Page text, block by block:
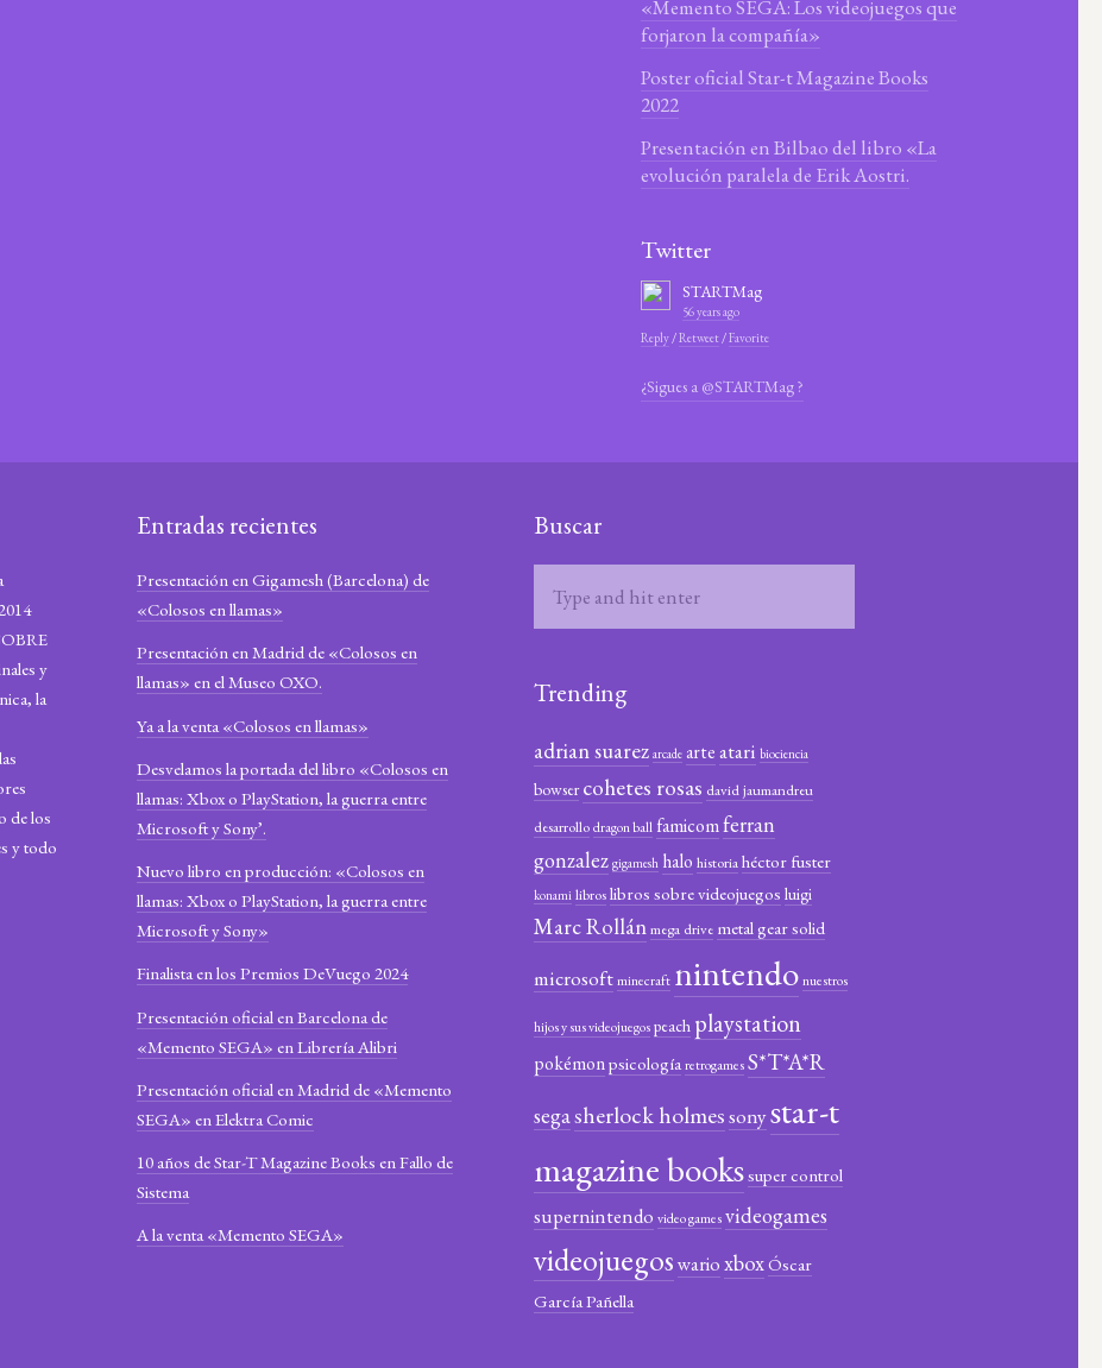
«Memento SEGA: Los videojuegos que
forjaron la compañía»
Poster oficial Star-t Magazine Books
2022
Presentación en Bilbao del libro «La
evolución paralela de Erik Aostri.
Twitter
STARTMag
56 years ago
Reply/Retweet/Favorite
¿Sigues a @STARTMag ?
y
la
de los
y todo
Entradas recientes
Presentación en Gigamesh (Barcelona) de
«Colosos en llamas»
Presentación en Madrid de «Colosos en
llamas» en el Museo OXO.
Ya a la venta «Colosos en llamas»
Desvelamos la portada del libro «Colosos en
llamas: Xbox o PlayStation, la guerra entre
Microsoft y Sony’.
Nuevo libro en producción: «Colosos en
llamas: Xbox o PlayStation, la guerra entre
Microsoft y Sony»
Finalista en los Premios DeVuego 2024
Presentación oficial en Barcelona de
«Memento SEGA» en Librería Alibri
Presentación oficial en Madrid de «Memento
SEGA» en Elektra Comic
10 años de Star-T Magazine Books en Fallo de
Sistema
A la venta «Memento SEGA»
Buscar
Trending
adrian suarez arcade arte atari biociencia
bowser cohetes rosas david jaumandreu
desarrollo dragon ball famicomferran
gonzalez gigamesh halo historiahéctor fuster
konami libroslibros sobre videojuegos luigi
Marc Rollánmega drive metal gear solid
microsoft minecraft nintendo nuestros
hijos y sus videojuegos peach playstation
pokémonpsicología retrogames S*T*A*R
segasherlock holmessonystar-t
magazine bookssuper control
supernintendo video games videogames
videojuegoswarioxboxÓscar
García Pañella